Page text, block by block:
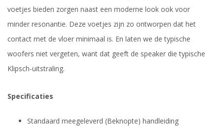
voetjes bieden zorgen naast een moderne look ook voor
minder resonantie. Deze voetjes zijn zo ontworpen dat het
contact met de vloer minimaal is. En laten we de typische
woofers niet vergeten, want dat geeft de speaker die typische
Klipsch-uitstraling.
Specificaties
Standaard meegeleverd (Beknopte) handleiding